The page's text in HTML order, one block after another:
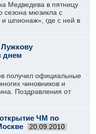
Медведева в пятницу
сезона мюзикла с
шпионаж», где с ней в
днем
получил официальные
чиновников и
Поздравления от
ЧМ по
20.09.2010